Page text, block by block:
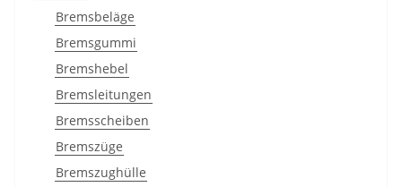
Bremsbeläge
Bremsgummi
Bremshebel
Bremsleitungen
Bremsscheiben
Bremszüge
Bremszughülle